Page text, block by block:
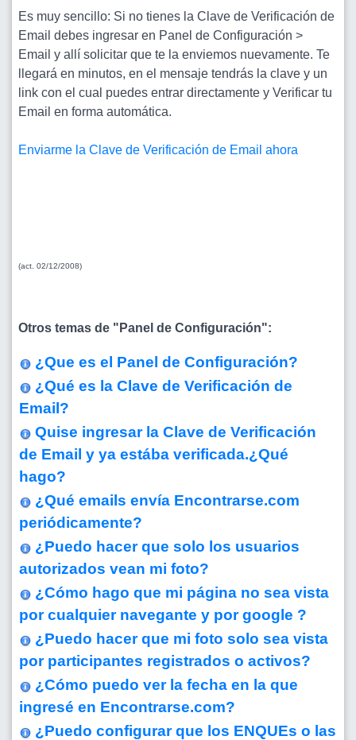
Es muy sencillo: Si no tienes la Clave de Verificación de
Email debes ingresar en Panel de Configuración >
Email y allí solicitar que te la enviemos nuevamente. Te
llegará en minutos, en el mensaje tendrás la clave y un
link con el cual puedes entrar directamente y Verificar tu
Email en forma automática.
Enviarme la Clave de Verificación de Email ahora
(act. 02/12/2008)
Otros temas de "Panel de Configuración":
¿Que es el Panel de Configuración?
¿Qué es la Clave de Verificación de
Email?
Quise ingresar la Clave de Verificación
de Email y ya estába verificada.¿Qué
hago?
¿Qué emails envía Encontrarse.com
periódicamente?
¿Puedo hacer que solo los usuarios
autorizados vean mi foto?
¿Cómo hago que mi página no sea vista
por cualquier navegante y por google ?
¿Puedo hacer que mi foto solo sea vista
por participantes registrados o activos?
¿Cómo puedo ver la fecha en la que
ingresé en Encontrarse.com?
¿Puedo configurar que los ENQUEs o las